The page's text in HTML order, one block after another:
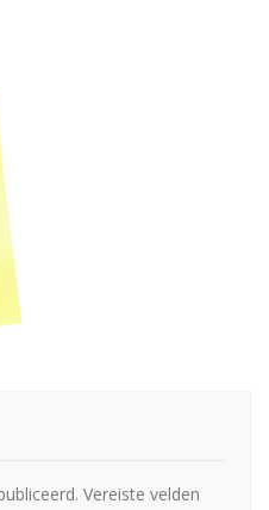
Vereiste velden